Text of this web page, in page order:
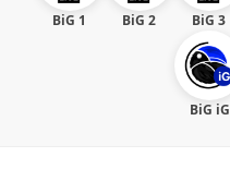
BiG 1 BiG 2 BiG 3
BiG iG